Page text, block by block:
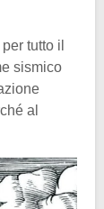
tutto il
sismico
al